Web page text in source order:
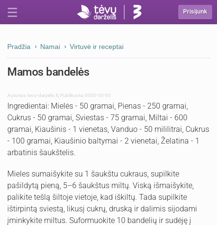
Prisijunk
Pradžia Namai Virtuvė ir receptai
Mamos bandelės
Autorius:tevu-darzelis.lt Publikuota: 0000-00-00
Ingredientai: Mielės - 50 gramai, Pienas - 250 gramai,
Cukrus - 50 gramai, Sviestas - 75 gramai, Miltai - 600
gramai, Kiaušinis - 1 vienetas, Vanduo - 50 mililitrai, Cukrus
- 100 gramai, Kiaušinio baltymai - 2 vienetai, Želatina - 1
arbatinis šaukštelis.
Mieles sumaišykite su 1 šaukštu cukraus, supilkite
pašildytą pieną, 5–6 šaukštus miltų. Viską išmaišykite,
palikite tešlą šiltoje vietoje, kad iškiltų. Tada supilkite
ištirpintą sviestą, likusį cukrų, druską ir dalimis sijodami
įminkykite miltus. Suformuokite 10 bandelių ir sudėję į